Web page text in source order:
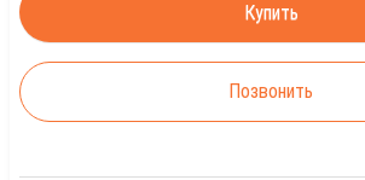
Позвонить